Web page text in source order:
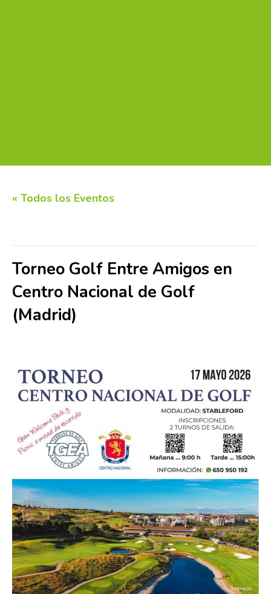
« Todos los Eventos
Torneo Golf Entre Amigos en
Centro Nacional de Golf
(Madrid)